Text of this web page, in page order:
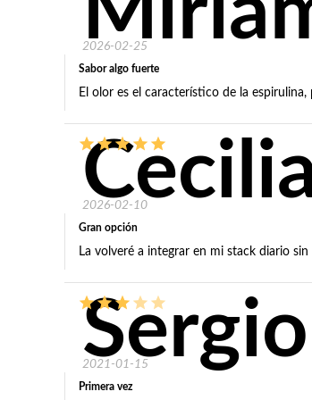
2026-02-25
Sabor algo fuerte
El olor es el característico de la espirulina,
2026-02-10
Gran opción
La volveré a integrar en mi stack diario sin
2021-01-15
Primera vez